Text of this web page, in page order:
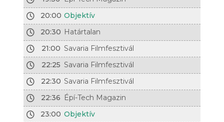
20:00 Objektív
20:30 Határtalan
21:00 Savaria Filmfesztivál
22:25 Savaria Filmfesztivál
22:30 Savaria Filmfesztivál
22:36 Épí-Tech Magazin
23:00 Objektív